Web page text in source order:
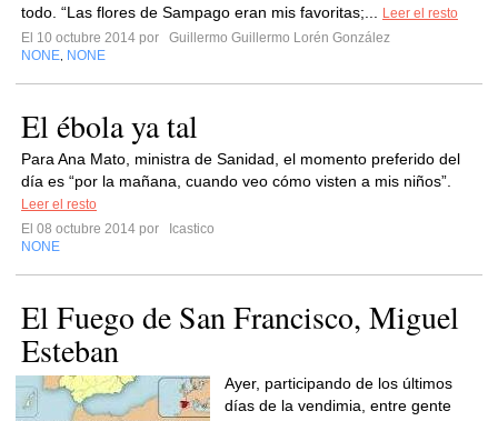
todo. “Las flores de Sampago eran mis favoritas;...
Leer el resto
El 10 octubre 2014 por
Guillermo Guillermo Lorén González
NONE NONE
El ébola ya tal
Para Ana Mato, ministra de Sanidad, el momento preferido del
día es “por la mañana, cuando veo cómo visten a mis niños”.
Leer el resto
El 08 octubre 2014 por
Icastico
NONE
El Fuego de San Francisco, Miguel
Esteban
Ayer, participando de los últimos
días de la vendimia, entre gente